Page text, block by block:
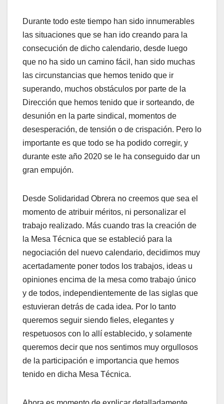
Durante todo este tiempo han sido innumerables
las situaciones que se han ido creando para la
consecución de dicho calendario, desde luego
que no ha sido un camino fácil, han sido muchas
las circunstancias que hemos tenido que ir
superando, muchos obstáculos por parte de la
Dirección que hemos tenido que ir sorteando, de
desunión en la parte sindical, momentos de
desesperación, de tensión o de crispación. Pero lo
importante es que todo se ha podido corregir, y
durante este año 2020 se le ha conseguido dar un
gran empujón.
Desde Solidaridad Obrera no creemos que sea el
momento de atribuir méritos, ni personalizar el
trabajo realizado. Más cuando tras la creación de
la Mesa Técnica que se estableció para la
negociación del nuevo calendario, decidimos muy
acertadamente poner todos los trabajos, ideas u
opiniones encima de la mesa como trabajo único
y de todos, independientemente de las siglas que
estuvieran detrás de cada idea. Por lo tanto
queremos seguir siendo fieles, elegantes y
respetuosos con lo allí establecido, y solamente
queremos decir que nos sentimos muy orgullosos
de la participación e importancia que hemos
tenido en dicha Mesa Técnica.